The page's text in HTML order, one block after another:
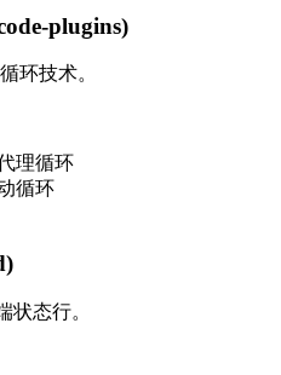
plugins)
环技术。
理循环
循环
状态行。